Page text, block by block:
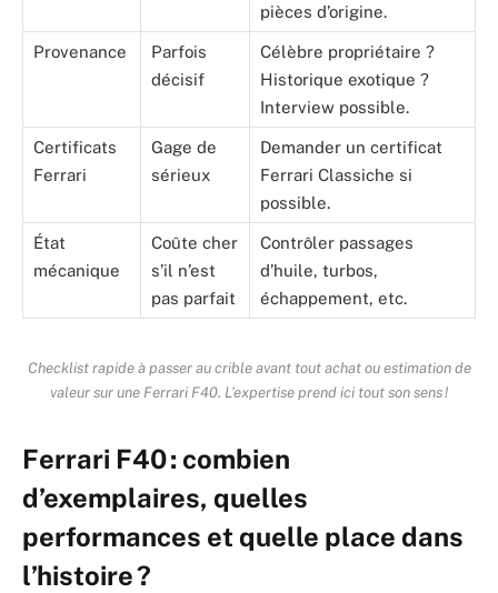
pièces d’origine.
Provenance
Parfois
décisif
Célèbre propriétaire ?
Historique exotique ?
Interview possible.
Certificats
Ferrari
Gage de
sérieux
Demander un certificat
Ferrari Classiche si
possible.
État
mécanique
Coûte cher
s’il n’est
pas parfait
Contrôler passages
d’huile, turbos,
échappement, etc.
Checklist rapide à passer au crible avant tout achat ou estimation de
valeur sur une Ferrari F40. L’expertise prend ici tout son sens !
Ferrari F40 : combien
d’exemplaires, quelles
performances et quelle place dans
l’histoire ?